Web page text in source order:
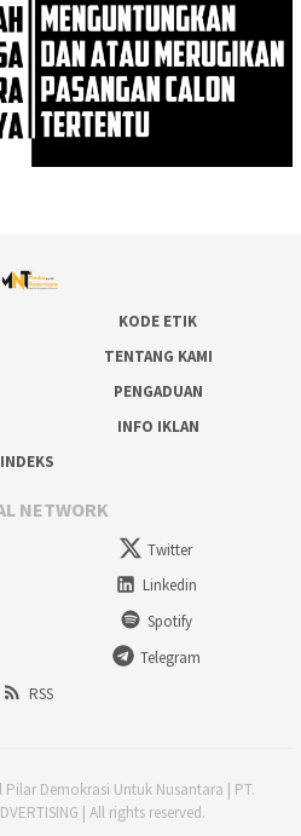
KODE ETIK
TENTANG KAMI
PENGADUAN
INFO IKLAN
INDEKS
NETWORK
Twitter
Linkedin
Spotify
Telegram
RSS
Demokrasi Untuk Nusantara | PT.
| All rights reserved.